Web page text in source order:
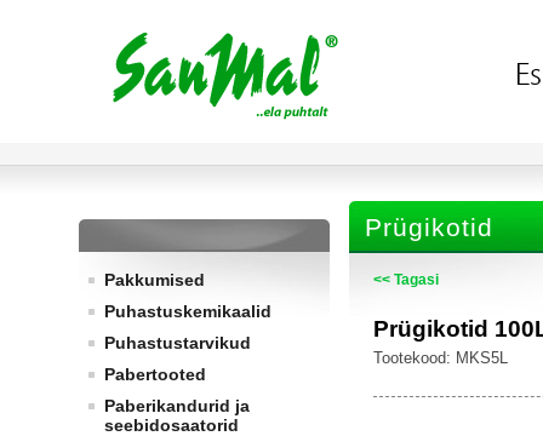
Pakkumised
Puhastuskemikaalid
Puhastustarvikud
Pabertooted
Paberikandurid ja
seebidosaatorid
Prügikotid
<< Tagasi
Prügikotid
Tootekood: MKS5L